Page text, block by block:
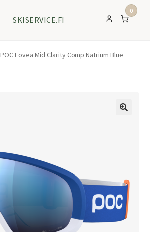
SKISERVICE.FI
0
POC Fovea Mid Clarity Comp Natrium Blue